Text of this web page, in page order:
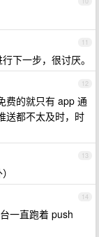
11
下一步，很讨厌。
12
费的就只有 app 通
送都不太及时，时
13
14
一直跑着 push